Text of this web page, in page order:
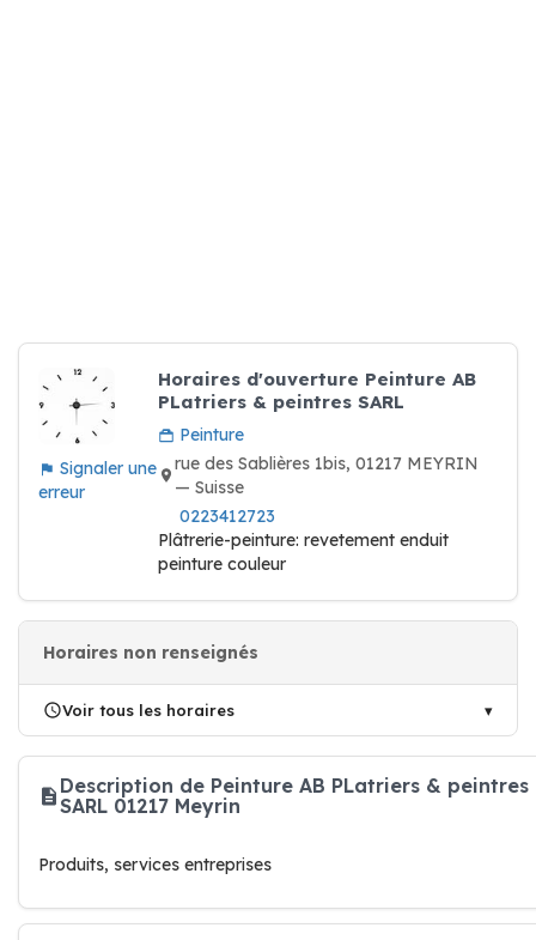
Signaler une
erreur
Horaires d'ouverture Peinture AB
PLatriers & peintres SARL
Peinture
rue des Sablières 1bis, 01217 MEYRIN
— Suisse
0223412723
Plâtrerie-peinture: revetement enduit
peinture couleur
Horaires non renseignés
Voir tous les horaires
Description de Peinture AB PLatriers & peintres
SARL 01217 Meyrin
Produits, services entreprises